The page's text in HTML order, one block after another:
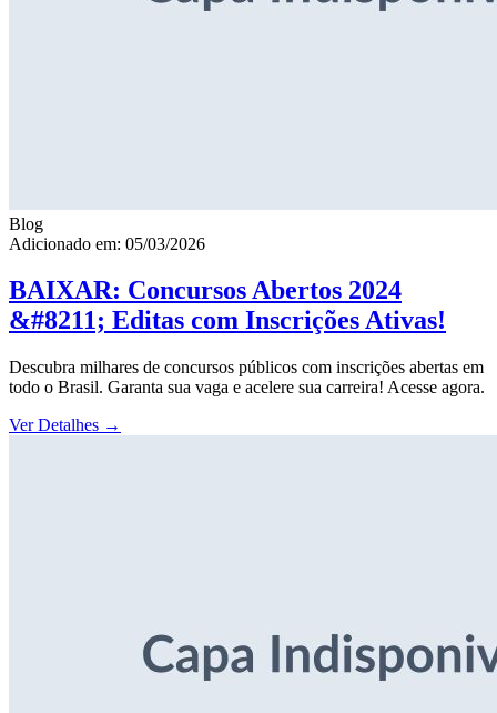
Blog
Adicionado em: 05/03/2026
BAIXAR: Concursos Abertos 2024
&#8211; Editas com Inscrições Ativas!
Descubra milhares de concursos públicos com inscrições abertas em
todo o Brasil. Garanta sua vaga e acelere sua carreira! Acesse agora.
Ver Detalhes →